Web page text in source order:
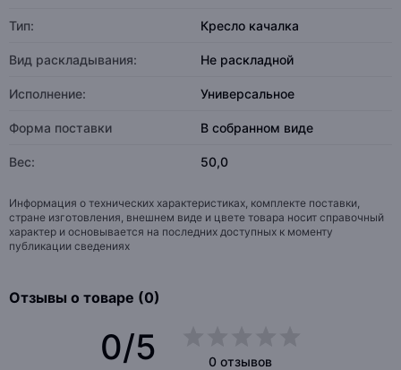
Тип: Кресло качалка
Вид раскладывания: Не раскладной
Исполнение: Универсальное
Форма поставки В собранном виде
Вес: 50,0
Информация о технических характеристиках, комплекте поставки,
стране изготовления, внешнем виде и цвете товара носит справочный
характер и основывается на последних доступных к моменту
публикации сведениях
Отзывы о товаре (0)
0/5
0 отзывов